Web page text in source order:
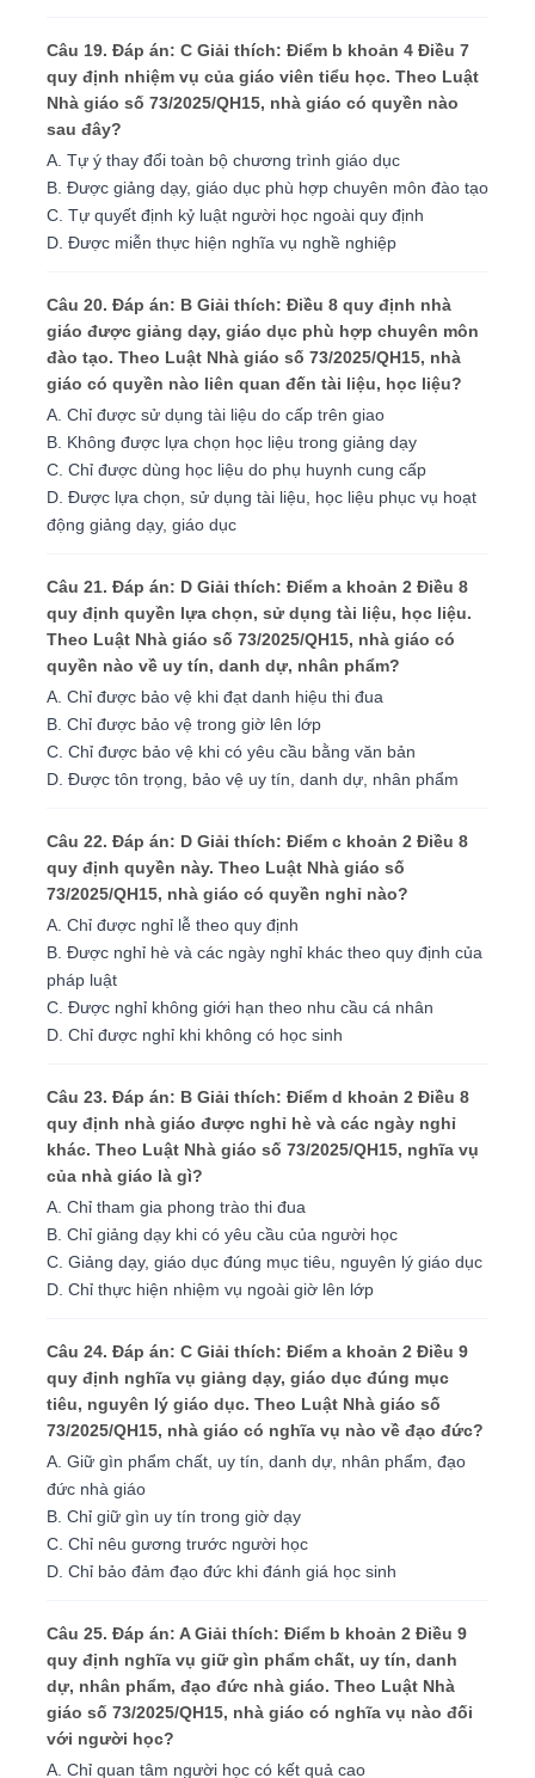
Câu 19. Đáp án: C Giải thích: Điểm b khoản 4 Điều 7
quy định nhiệm vụ của giáo viên tiểu học. Theo Luật
Nhà giáo số 73/2025/QH15, nhà giáo có quyền nào
sau đây?
A. Tự ý thay đổi toàn bộ chương trình giáo dục
B. Được giảng dạy, giáo dục phù hợp chuyên môn đào tạo
C. Tự quyết định kỷ luật người học ngoài quy định
D. Được miễn thực hiện nghĩa vụ nghề nghiệp
Câu 20. Đáp án: B Giải thích: Điều 8 quy định nhà
giáo được giảng dạy, giáo dục phù hợp chuyên môn
đào tạo. Theo Luật Nhà giáo số 73/2025/QH15, nhà
giáo có quyền nào liên quan đến tài liệu, học liệu?
A. Chỉ được sử dụng tài liệu do cấp trên giao
B. Không được lựa chọn học liệu trong giảng dạy
C. Chỉ được dùng học liệu do phụ huynh cung cấp
D. Được lựa chọn, sử dụng tài liệu, học liệu phục vụ hoạt
động giảng dạy, giáo dục
Câu 21. Đáp án: D Giải thích: Điểm a khoản 2 Điều 8
quy định quyền lựa chọn, sử dụng tài liệu, học liệu.
Theo Luật Nhà giáo số 73/2025/QH15, nhà giáo có
quyền nào về uy tín, danh dự, nhân phẩm?
A. Chỉ được bảo vệ khi đạt danh hiệu thi đua
B. Chỉ được bảo vệ trong giờ lên lớp
C. Chỉ được bảo vệ khi có yêu cầu bằng văn bản
D. Được tôn trọng, bảo vệ uy tín, danh dự, nhân phẩm
Câu 22. Đáp án: D Giải thích: Điểm c khoản 2 Điều 8
quy định quyền này. Theo Luật Nhà giáo số
73/2025/QH15, nhà giáo có quyền nghỉ nào?
A. Chỉ được nghỉ lễ theo quy định
B. Được nghỉ hè và các ngày nghỉ khác theo quy định của
pháp luật
C. Được nghỉ không giới hạn theo nhu cầu cá nhân
D. Chỉ được nghỉ khi không có học sinh
Câu 23. Đáp án: B Giải thích: Điểm d khoản 2 Điều 8
quy định nhà giáo được nghỉ hè và các ngày nghỉ
khác. Theo Luật Nhà giáo số 73/2025/QH15, nghĩa vụ
của nhà giáo là gì?
A. Chỉ tham gia phong trào thi đua
B. Chỉ giảng dạy khi có yêu cầu của người học
C. Giảng dạy, giáo dục đúng mục tiêu, nguyên lý giáo dục
D. Chỉ thực hiện nhiệm vụ ngoài giờ lên lớp
Câu 24. Đáp án: C Giải thích: Điểm a khoản 2 Điều 9
quy định nghĩa vụ giảng dạy, giáo dục đúng mục
tiêu, nguyên lý giáo dục. Theo Luật Nhà giáo số
73/2025/QH15, nhà giáo có nghĩa vụ nào về đạo đức?
A. Giữ gìn phẩm chất, uy tín, danh dự, nhân phẩm, đạo
đức nhà giáo
B. Chỉ giữ gìn uy tín trong giờ dạy
C. Chỉ nêu gương trước người học
D. Chỉ bảo đảm đạo đức khi đánh giá học sinh
Câu 25. Đáp án: A Giải thích: Điểm b khoản 2 Điều 9
quy định nghĩa vụ giữ gìn phẩm chất, uy tín, danh
dự, nhân phẩm, đạo đức nhà giáo. Theo Luật Nhà
giáo số 73/2025/QH15, nhà giáo có nghĩa vụ nào đối
với người học?
A. Chỉ quan tâm người học có kết quả cao